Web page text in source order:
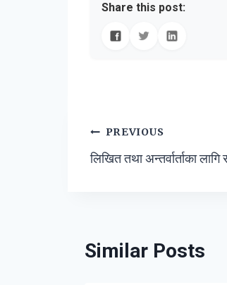
Share this post:
Post
navigation
PREVIOUS
लिखित तथा अन्तर्वार्ताका
Similar Posts